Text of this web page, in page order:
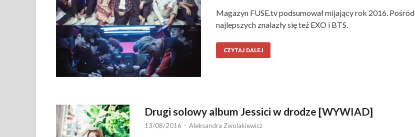
Magazyn FUSE.tv podsumował mijający rok 2016. Pośród
najlepszych znalazły się też EXO i BTS.
CZYTAJ DALEJ
Drugi solowy album Jessici w drodze [WYWIAD]
13/08/2016 - Aleksandra Zwolakiewicz